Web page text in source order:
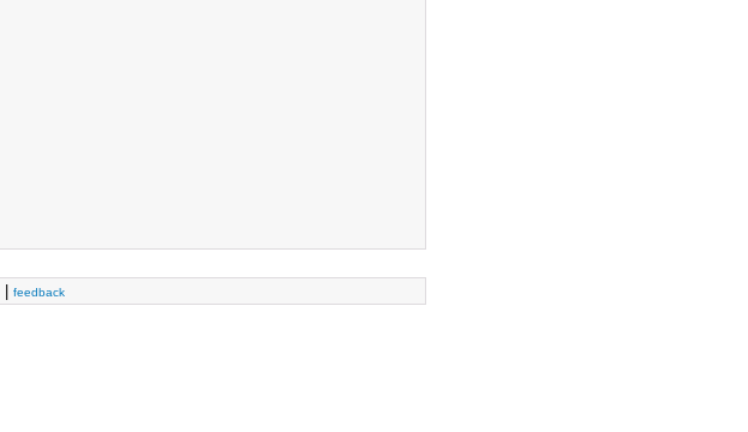
feedback